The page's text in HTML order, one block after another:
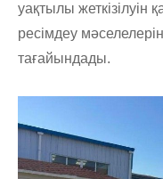
уақтылы жеткізілуін
ресімдеу
тағайындады.